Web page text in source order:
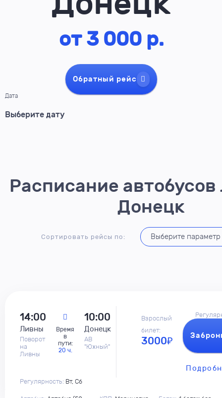
от 3 000 р.
Обратный рейс
Дата
Расписание
Донецк
Сортировать рейсы по:
14:00
Ливны
Поворот
на
Ливны
Время
в
пути:
20 ч.
10:00
Донецк
АВ
"Южный"
Взрослый
билет:
3000₽
Регулярность: Вт, Сб